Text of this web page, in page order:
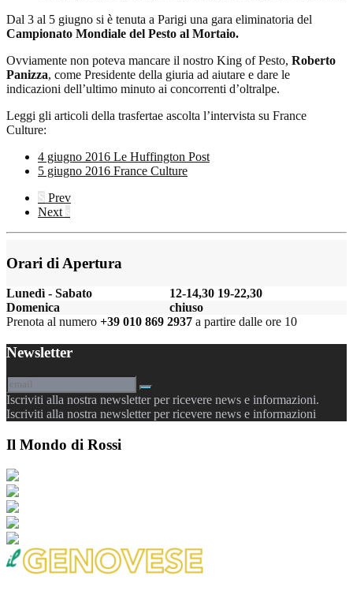
Dal 3 al 5 giugno si è tenuta a Parigi una gara eliminatoria del
Campionato Mondiale del Pesto al Mortaio.
Ovviamente non poteva mancare il nostro King of Pesto, Roberto
Panizza, come Presidente della giuria ad aiutare e dare le
indicazioni dell’ultimo minuto ai concorrenti d’oltralpe.
Leggi gli articoli della trasfertae ascolta l’intervista su France
Culture:
4 giugno 2016 Le Huffington Post
5 giugno 2016 France Culture
Prev
Next
Orari di Apertura
Lunedì - Sabato
12-14,30 19-22,30
Domenica
chiuso
Prenota al numero +39 010 869 2937 a partire dalle ore 10
Newsletter
Iscriviti alla nostra newsletter per ricevere news e informazioni.
Iscriviti alla nostra newsletter per ricevere news e informazioni
Il Mondo di Rossi